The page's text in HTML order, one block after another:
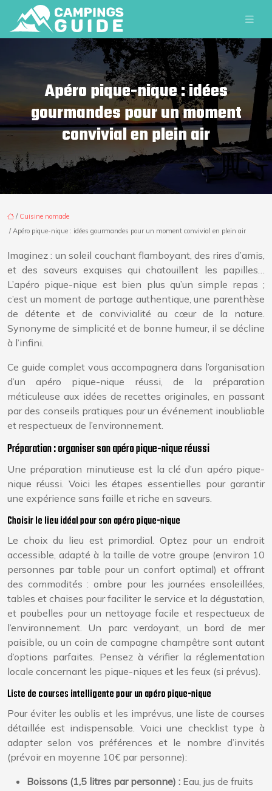
Apéro pique-nique : idées
gourmandes pour un moment
convivial en plein air
/ Cuisine nomade
/ Apéro pique-nique : idées gourmandes pour un moment convivial en plein air
Imaginez : un soleil couchant flamboyant, des rires d’amis,
et des saveurs exquises qui chatouillent les papilles…
L’apéro pique-nique est bien plus qu’un simple repas ;
c’est un moment de partage authentique, une parenthèse
de détente et de convivialité au cœur de la nature.
Synonyme de simplicité et de bonne humeur, il se décline
à l’infini.
Ce guide complet vous accompagnera dans l’organisation
d’un apéro pique-nique réussi, de la préparation
méticuleuse aux idées de recettes originales, en passant
par des conseils pratiques pour un événement inoubliable
et respectueux de l’environnement.
Préparation : organiser son apéro pique-nique réussi
Une préparation minutieuse est la clé d’un apéro pique-
nique réussi. Voici les étapes essentielles pour garantir
une expérience sans faille et riche en saveurs.
Choisir le lieu idéal pour son apéro pique-nique
Le choix du lieu est primordial. Optez pour un endroit
accessible, adapté à la taille de votre groupe (environ 10
personnes par table pour un confort optimal) et offrant
des commodités : ombre pour les journées ensoleillées,
tables et chaises pour faciliter le service et la dégustation,
et poubelles pour un nettoyage facile et respectueux de
l’environnement. Un parc verdoyant, un bord de mer
paisible, ou un coin de campagne champêtre sont autant
d’options parfaites. Pensez à vérifier la réglementation
locale concernant les pique-niques et les feux (si prévus).
Liste de courses intelligente pour un apéro pique-nique
Pour éviter les oublis et les imprévus, une liste de courses
détaillée est indispensable. Voici une checklist type à
adapter selon vos préférences et le nombre d’invités
(prévoir en moyenne 10€ par personne):
Boissons (1,5 litres par personne) : Eau, jus de fruits